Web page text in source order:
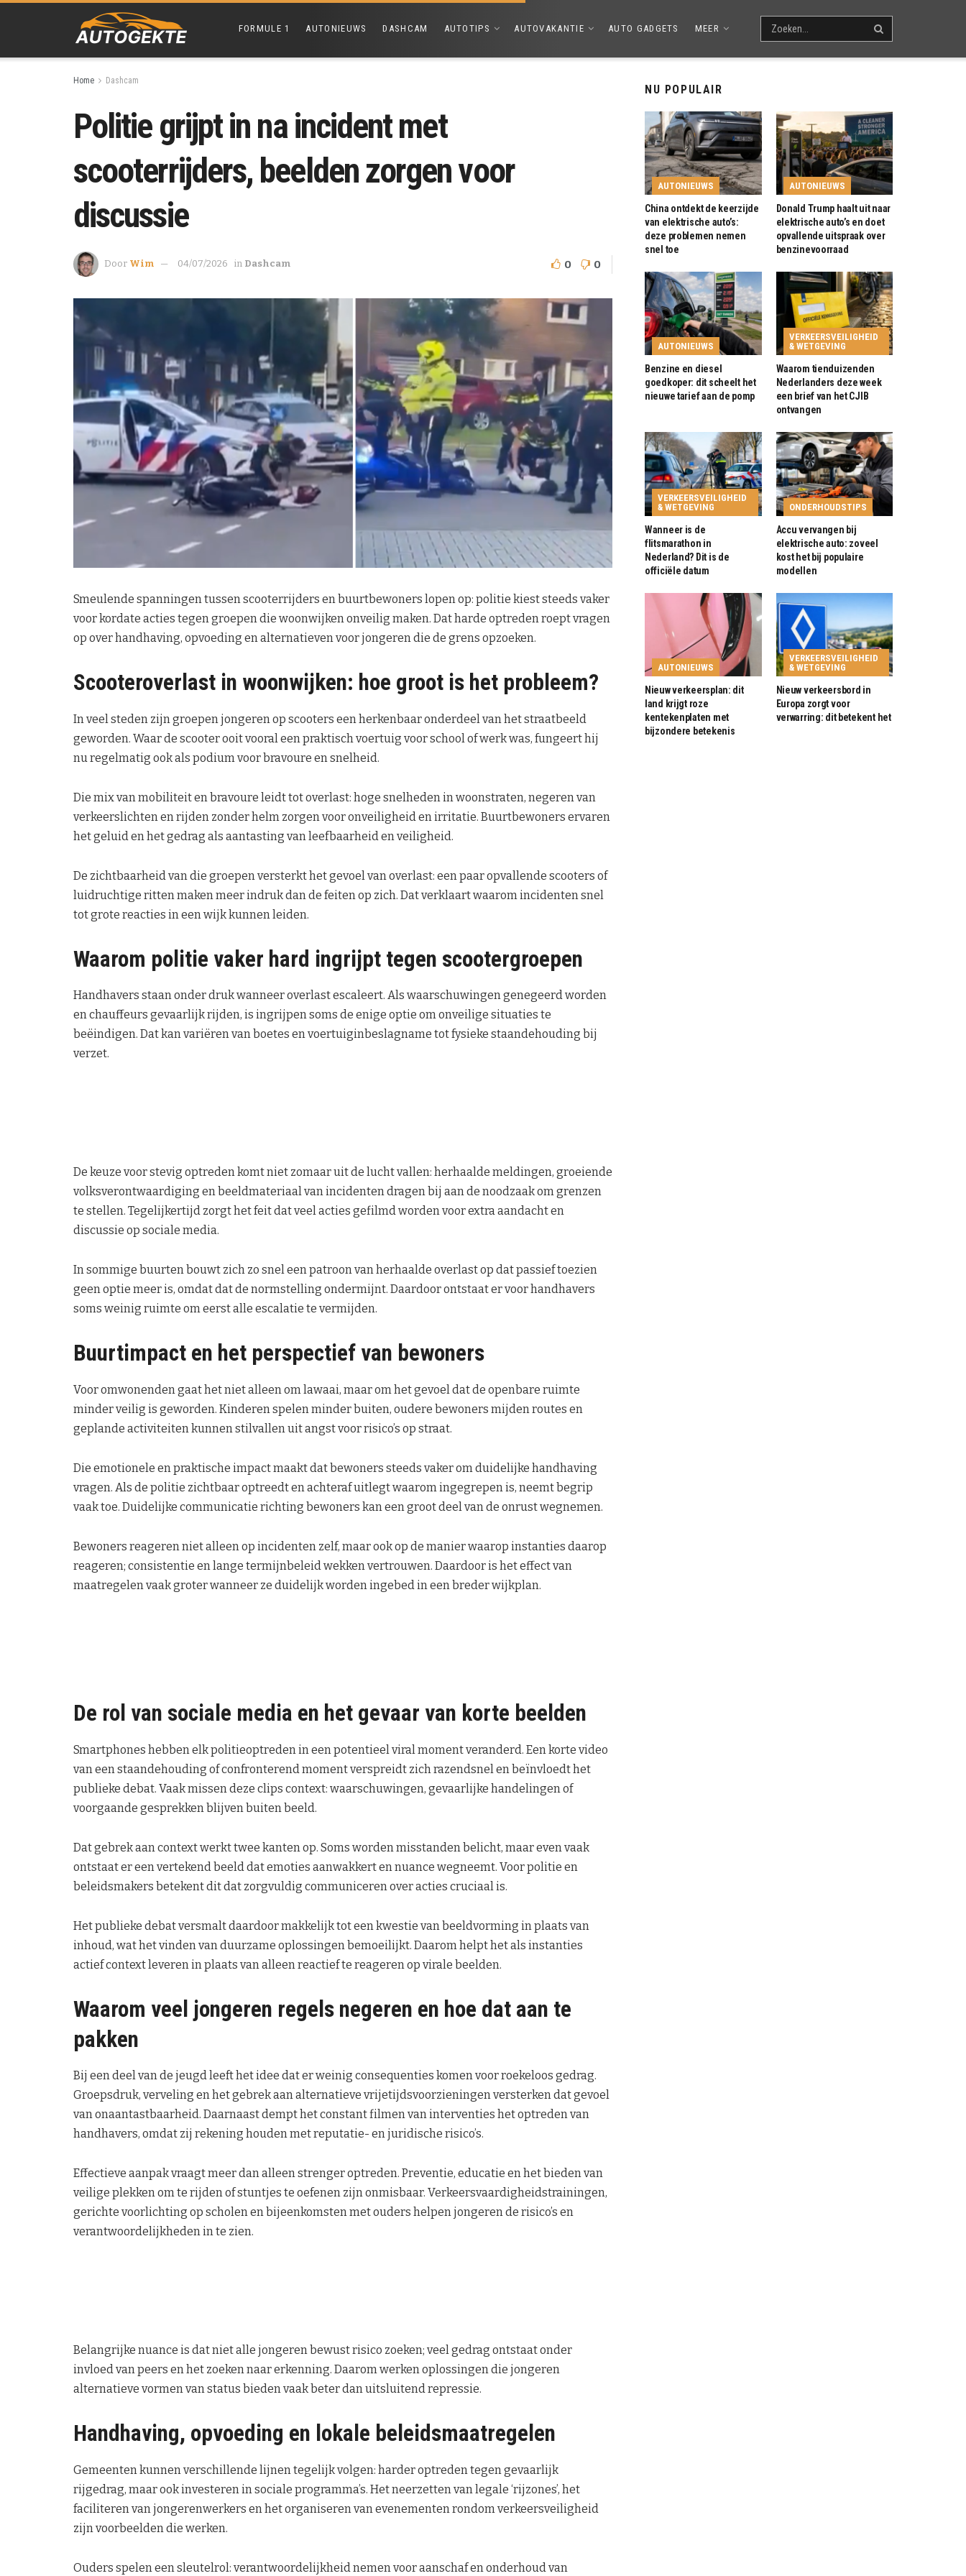
FORMULE 1 AUTONIEUWS DASHCAM AUTOTIPS AUTOVAKANTIE AUTO GADGETS MEER
Home Dashcam
Politie grijpt in na incident met
scooterrijders, beelden zorgen voor
discussie
Door Wim 04/07/2026 in Dashcam 0 0
Smeulende spanningen tussen scooterrijders en buurtbewoners lopen op: politie kiest steeds vaker
voor kordate acties tegen groepen die woonwijken onveilig maken. Dat harde optreden roept vragen
op over handhaving, opvoeding en alternatieven voor jongeren die de grens opzoeken.
Scooteroverlast in woonwijken: hoe groot is het probleem?
In veel steden zijn groepen jongeren op scooters een herkenbaar onderdeel van het straatbeeld
geworden. Waar de scooter ooit vooral een praktisch voertuig voor school of werk was, fungeert hij
nu regelmatig ook als podium voor bravoure en snelheid.
Die mix van mobiliteit en bravoure leidt tot overlast: hoge snelheden in woonstraten, negeren van
verkeerslichten en rijden zonder helm zorgen voor onveiligheid en irritatie. Buurtbewoners ervaren
het geluid en het gedrag als aantasting van leefbaarheid en veiligheid.
De zichtbaarheid van die groepen versterkt het gevoel van overlast: een paar opvallende scooters of
luidruchtige ritten maken meer indruk dan de feiten op zich. Dat verklaart waarom incidenten snel
tot grote reacties in een wijk kunnen leiden.
Waarom politie vaker hard ingrijpt tegen scootergroepen
Handhavers staan onder druk wanneer overlast escaleert. Als waarschuwingen genegeerd worden
en chauffeurs gevaarlijk rijden, is ingrijpen soms de enige optie om onveilige situaties te
beëindigen. Dat kan variëren van boetes en voertuiginbeslagname tot fysieke staandehouding bij
verzet.
De keuze voor stevig optreden komt niet zomaar uit de lucht vallen: herhaalde meldingen, groeiende
volksverontwaardiging en beeldmateriaal van incidenten dragen bij aan de noodzaak om grenzen
te stellen. Tegelijkertijd zorgt het feit dat veel acties gefilmd worden voor extra aandacht en
discussie op sociale media.
In sommige buurten bouwt zich zo snel een patroon van herhaalde overlast op dat passief toezien
geen optie meer is, omdat dat de normstelling ondermijnt. Daardoor ontstaat er voor handhavers
soms weinig ruimte om eerst alle escalatie te vermijden.
Buurtimpact en het perspectief van bewoners
Voor omwonenden gaat het niet alleen om lawaai, maar om het gevoel dat de openbare ruimte
minder veilig is geworden. Kinderen spelen minder buiten, oudere bewoners mijden routes en
geplande activiteiten kunnen stilvallen uit angst voor risico’s op straat.
Die emotionele en praktische impact maakt dat bewoners steeds vaker om duidelijke handhaving
vragen. Als de politie zichtbaar optreedt en achteraf uitlegt waarom ingegrepen is, neemt begrip
vaak toe. Duidelijke communicatie richting bewoners kan een groot deel van de onrust wegnemen.
Bewoners reageren niet alleen op incidenten zelf, maar ook op de manier waarop instanties daarop
reageren; consistentie en lange termijnbeleid wekken vertrouwen. Daardoor is het effect van
maatregelen vaak groter wanneer ze duidelijk worden ingebed in een breder wijkplan.
De rol van sociale media en het gevaar van korte beelden
Smartphones hebben elk politieoptreden in een potentieel viral moment veranderd. Een korte video
van een staandehouding of confronterend moment verspreidt zich razendsnel en beïnvloedt het
publieke debat. Vaak missen deze clips context: waarschuwingen, gevaarlijke handelingen of
voorgaande gesprekken blijven buiten beeld.
Dat gebrek aan context werkt twee kanten op. Soms worden misstanden belicht, maar even vaak
ontstaat er een vertekend beeld dat emoties aanwakkert en nuance wegneemt. Voor politie en
beleidsmakers betekent dit dat zorgvuldig communiceren over acties cruciaal is.
Het publieke debat versmalt daardoor makkelijk tot een kwestie van beeldvorming in plaats van
inhoud, wat het vinden van duurzame oplossingen bemoeilijkt. Daarom helpt het als instanties
actief context leveren in plaats van alleen reactief te reageren op virale beelden.
Waarom veel jongeren regels negeren en hoe dat aan te
pakken
Bij een deel van de jeugd leeft het idee dat er weinig consequenties komen voor roekeloos gedrag.
Groepsdruk, verveling en het gebrek aan alternatieve vrijetijdsvoorzieningen versterken dat gevoel
van onaantastbaarheid. Daarnaast dempt het constant filmen van interventies het optreden van
handhavers, omdat zij rekening houden met reputatie- en juridische risico’s.
Effectieve aanpak vraagt meer dan alleen strenger optreden. Preventie, educatie en het bieden van
veilige plekken om te rijden of stuntjes te oefenen zijn onmisbaar. Verkeersvaardigheidstrainingen,
gerichte voorlichting op scholen en bijeenkomsten met ouders helpen jongeren de risico’s en
verantwoordelijkheden in te zien.
Belangrijke nuance is dat niet alle jongeren bewust risico zoeken; veel gedrag ontstaat onder
invloed van peers en het zoeken naar erkenning. Daarom werken oplossingen die jongeren
alternatieve vormen van status bieden vaak beter dan uitsluitend repressie.
Handhaving, opvoeding en lokale beleidsmaatregelen
Gemeenten kunnen verschillende lijnen tegelijk volgen: harder optreden tegen gevaarlijk
rijgedrag, maar ook investeren in sociale programma’s. Het neerzetten van legale ‘rijzones’, het
faciliteren van jongerenwerkers en het organiseren van evenementen rondom verkeersveiligheid
zijn voorbeelden die werken.
Ouders spelen een sleutelrol: verantwoordelijkheid nemen voor aanschaf en onderhoud van
NU POPULAIR
AUTONIEUWS
China ontdekt de keerzijde
van elektrische auto’s:
deze problemen nemen
snel toe
AUTONIEUWS
Donald Trump haalt uit naar
elektrische auto’s en doet
opvallende uitspraak over
benzinevoorraad
AUTONIEUWS
Benzine en diesel
goedkoper: dit scheelt het
nieuwe tarief aan de pomp
VERKEERSVEILIGHEID
& WETGEVING
Waarom tienduizenden
Nederlanders deze week
een brief van het CJIB
ontvangen
VERKEERSVEILIGHEID
& WETGEVING
Wanneer is de
flitsmarathon in
Nederland? Dit is de
officiële datum
ONDERHOUDSTIPS
Accu vervangen bij
elektrische auto: zoveel
kost het bij populaire
modellen
AUTONIEUWS
Nieuw verkeersplan: dit
land krijgt roze
kentekenplaten met
bijzondere betekenis
VERKEERSVEILIGHEID
& WETGEVING
Nieuw verkeersbord in
Europa zorgt voor
verwarring: dit betekent het